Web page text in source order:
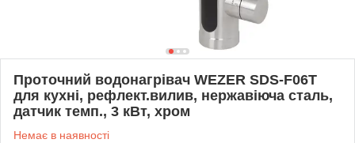
Проточний водонагрівач WEZER SDS-F06T
для кухні, рефлект.вилив, нержавіюча сталь,
датчик темп., 3 кВт, хром
Немає в наявності